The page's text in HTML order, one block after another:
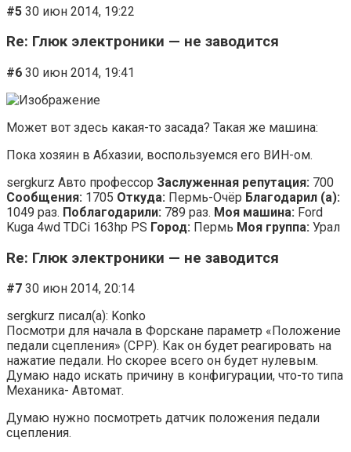
#5 30 июн 2014, 19:22
Re: Глюк электроники — не заводится
#6 30 июн 2014, 19:41
Может вот здесь какая-то засада? Такая же машина:
Пока хозяин в Абхазии, воспользуемся его ВИН-ом.
sergkurz Авто профессор Заслуженная репутация: 700
Сообщения: 1705 Откуда: Пермь-Очёр Благодарил (а):
1049 раз. Поблагодарили: 789 раз. Моя машина: Ford
Kuga 4wd TDCi 163hp PS Город: Пермь Моя группа: Урал
Re: Глюк электроники — не заводится
#7 30 июн 2014, 20:14
sergkurz писал(а): Konko
Посмотри для начала в Форскане параметр «Положение
педали сцепления» (CPP). Как он будет реагировать на
нажатие педали. Но скорее всего он будет нулевым.
Думаю надо искать причину в конфигурации, что-то типа
Механика- Автомат.
Думаю нужно посмотреть датчик положения педали
сцепления.